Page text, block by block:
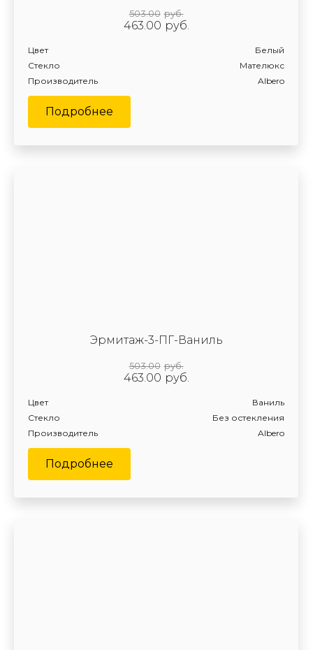
руб.
503.00
руб.
463.00
Цвет Белый
Производитель Albero
Стекло Мателюкс
Подробнее
Эрмитаж-3-ПГ-Ваниль
руб.
503.00
руб.
463.00
Цвет Ваниль
Производитель Albero
Стекло Без остекления
Подробнее